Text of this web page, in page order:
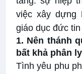
việc xây dựng
giáo dục đức
1. Nên thánh
bất khả phân ly
Tình yêu phu